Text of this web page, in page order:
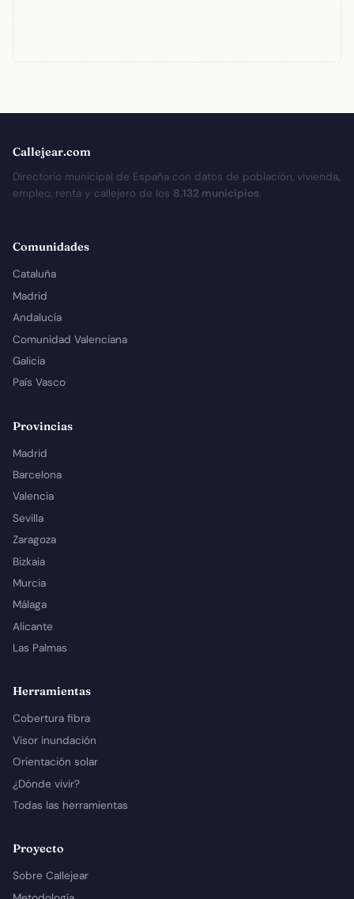
Callejear.com
Directorio municipal de España con datos de población, vivienda,
empleo, renta y callejero de los 8.132 municipios.
Comunidades
Cataluña
Madrid
Andalucía
Comunidad Valenciana
Galicia
País Vasco
Provincias
Madrid
Barcelona
Valencia
Sevilla
Zaragoza
Bizkaia
Murcia
Málaga
Alicante
Las Palmas
Herramientas
Cobertura fibra
Visor inundación
Orientación solar
¿Dónde vivir?
Todas las herramientas
Proyecto
Sobre Callejear